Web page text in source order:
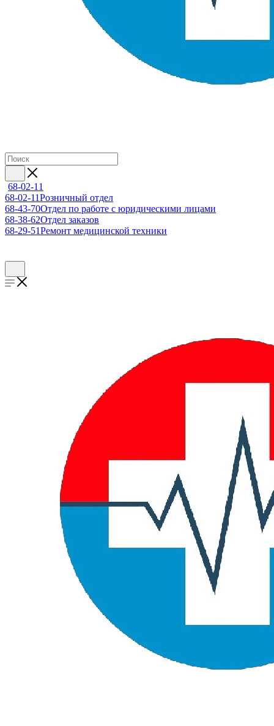
68-02-11
68-02-11Розничный отдел
68-43-70Отдел по работе с юридическими лицами
68-38-62Отдел заказов
68-29-51Ремонт медицинской техники